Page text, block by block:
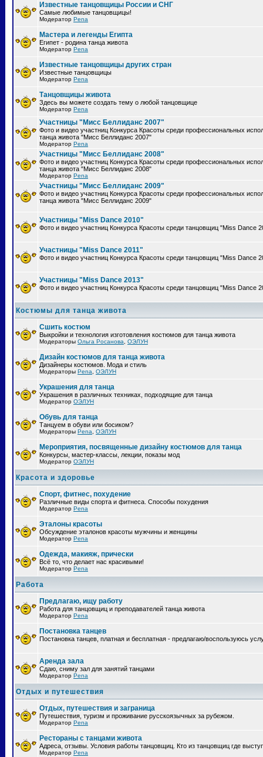
Известные танцовщицы России и СНГ
Самые любимые танцовщицы!
Модератор Pena
Мастера и легенды Египта
Египет - родина танца живота
Модератор Pena
Известные танцовщицы других стран
Известные танцовщицы
Модератор Pena
Танцовщицы живота
Здесь вы можете создать тему о любой танцовщице
Модератор Pena
Участницы "Мисс Беллиданс 2007"
Фото и видео участниц Конкурса Красоты среди профессиональных
танца живота "Мисс Беллиданс 2007"
Модератор Pena
Участницы "Мисс Беллиданс 2008"
Фото и видео участниц Конкурса Красоты среди профессиональных
танца живота "Мисс Беллиданс 2008"
Модератор Pena
Участницы "Мисс Беллиданс 2009"
Фото и видео участниц Конкурса Красоты среди профессиональных
танца живота "Мисс Беллиданс 2009"
Участницы "Miss Dance 2010"
Фото и видео участниц Конкурса Красоты среди танцовщиц "Miss Dance
Участницы "Miss Dance 2011"
Фото и видео участниц Конкурса Красоты среди танцовщиц "Miss Dance
Участницы "Miss Dance 2013"
Фото и видео участниц Конкурса Красоты среди танцовщиц "Miss Dance
Костюмы для танца живота
Сшить костюм
Выкройки и технология изготовления костюмов для танца живота
Модераторы Ольга Росанова ОЭЛУН
Дизайн костюмов для танца живота
Дизайнеры костюмов. Мода и стиль
Модераторы Pena ОЭЛУН
Украшения для танца
Украшения в различных техниках, подходящие для танца
Модератор ОЭЛУН
Обувь для танца
Танцуем в обуви или босиком?
Модераторы Pena ОЭЛУН
Мероприятия, посвященные дизайну костюмов для танца
Конкурсы, мастер-классы, лекции, показы мод
Модератор ОЭЛУН
Красота и здоровье
Спорт, фитнес, похудение
Различные виды спорта и фитнеса. Способы похудения
Модератор Pena
Эталоны красоты
Обсуждение эталонов красоты мужчины и женщины
Модератор Pena
Одежда, макияж, прически
Всё то, что делает нас красивыми!
Модератор Pena
Работа
Предлагаю, ищу работу
Работа для танцовщиц и преподавателей танца живота
Модератор Pena
Постановка танцев
Постановка танцев, платная и бесплатная - предлагаю/воспользуюсь
Аренда зала
Сдаю, сниму зал для занятий танцами
Модератор Pena
Отдых и путешествия
Отдых, путешествия и заграница
Путешествия, туризм и проживание русскоязычных за рубежом.
Модератор Pena
Рестораны с танцами живота
Адреса, отзывы. Условия работы танцовщиц. Кто из танцовщиц где
Модератор Pena